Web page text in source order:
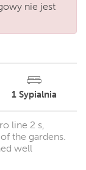
nie jest
1 Sypialnia
line 2 s,
the gardens.
well